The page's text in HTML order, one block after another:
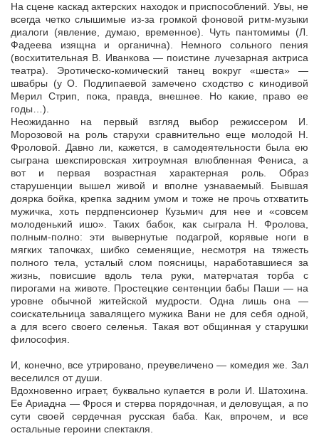
На сцене каскад актерских находок и приспособлений. Увы, не
всегда четко слышимые из-за громкой фоновой ритм-музыки
диалоги (явление, думаю, временное). Чуть пантомимы (Л.
Фадеева изящна и органична). Немного сольного пения
(восхитительная В. Иванкова — поистине лучезарная актриса
театра). Эротическо-комический танец вокруг «шеста» —
швабры (у О. Подлипаевой замечено сходство с кинодивой
Мерил Стрип, пока, правда, внешнее. Но какие, право ее
годы…).
Неожиданно на первый взгляд выбор режиссером И.
Морозовой на роль старухи сравнительно еще молодой Н.
Фроловой. Давно ли, кажется, в самодеятельности была ею
сыграна шекспировская хитроумная влюбленная Фениса, а
вот и первая возрастная характерная роль. Образ
старушенции вышел живой и вполне узнаваемый. Бывшая
доярка бойка, крепка задним умом и тоже не прочь отхватить
мужичка, хоть пердпенсионер Кузьмич для нее и «совсем
молоденький ишо». Таких бабок, как сыграла Н. Фролова,
полным-полно: эти вывернутые подагрой, корявые ноги в
мягких тапочках, шибко семенящие, несмотря на тяжесть
полного тела, усталый слом поясницы, наработавшиеся за
жизнь, повисшие вдоль тела руки, матерчатая торба с
пирогами на животе. Простецкие сентенции бабы Паши — на
уровне обычной житейской мудрости. Одна лишь она —
соискательница завалящего мужика Вани не для себя одной,
а для всего своего селенья. Такая вот общинная у старушки
философия.
И, конечно, все утрировано, преувеличено — комедия же. Зал
веселился от души.
Вдохновенно играет, буквально купается в роли И. Шатохина.
Ее Ариадна — Фрося и стерва порядочная, и деловущая, а по
сути своей сердечная русская баба. Как, впрочем, и все
остальные героини спектакля.